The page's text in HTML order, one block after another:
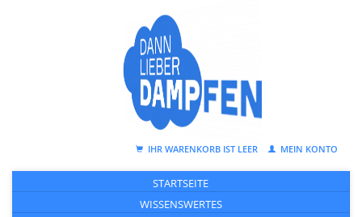
IHR WARENKORB IST LEER MEIN KONTO
STARTSEITE
WISSENSWERTES